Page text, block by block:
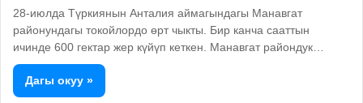
28-июлда Түркиянын Анталия аймагындагы Манавгат
районундагы токойлордо өрт чыкты. Бир канча сааттын
ичинде 600 гектар жер күйүп кеткен. Манавгат райондук…
Дагы окуу »